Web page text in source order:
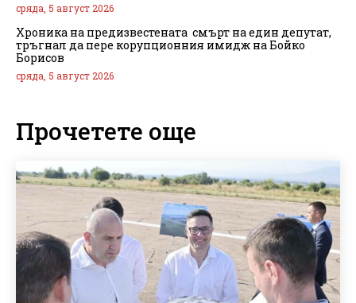
сряда, 5 август 2026
Хроника на предизвестената смърт на един депутат,
тръгнал да пере корупционния имидж на Бойко
Борисов
сряда, 5 август 2026
Прочетете още